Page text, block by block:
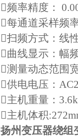
频率精度：
每通道采样频
扫频方式：线
曲线显示：幅
测量动态范围
供电电压：
主机重量：
主机体积
扬州变压器绕组